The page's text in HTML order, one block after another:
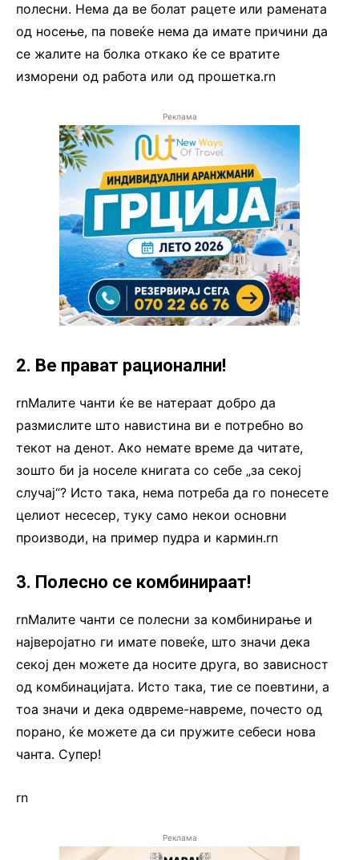
полесни. Нема да ве болат рацете или рамената
од носење, па повеќе нема да имате причини да
се жалите на болка откако ќе се вратите
изморени од работа или од прошетка.rn
Реклама
2. Ве прават рационални!
rnМалите чанти ќе ве натераат добро да
размислите што навистина ви е потребно во
текот на денот. Ако немате време да читате,
зошто би ја носеле книгата со себе „за секој
случај“? Исто така, нема потреба да го понесете
целиот несесер, туку само некои основни
производи, на пример пудра и кармин.rn
3. Полесно се комбинираат!
rnМалите чанти се полесни за комбинирање и
најверојатно ги имате повеќе, што значи дека
секој ден можете да носите друга, во зависност
од комбинацијата. Исто така, тие се поевтини, а
тоа значи и дека одвреме-навреме, почесто од
порано, ќе можете да си пружите себеси нова
чанта. Супер!
rn
Реклама